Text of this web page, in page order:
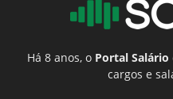
Há 8 anos, o Portal Salário
cargos e